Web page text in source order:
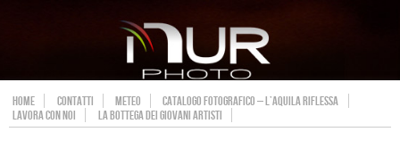
HOME CONTATTI METEO
CATALOGO FOTOGRAFICO – L’AQUILA RIFLESSA
LAVORA CON NOI
LA BOTTEGA DEI GIOVANI ARTISTI